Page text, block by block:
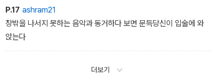
인제 세상에는 아무런 비유도 필요가 없을 때
오늘의 내가 어제의 나에게 아무것도 배운 것이 없을 때
오늘의 내가 내일의 나에게 새로 가르쳐줄 것이 없을 때
오래 들여다보아도 손댈 수 없는 비문만이 남을 때
P.17 ashram21
창밖을 나서지 못하는 음악과 동거하다 보면 문득당신이 입술에 와
앉는다
더보기